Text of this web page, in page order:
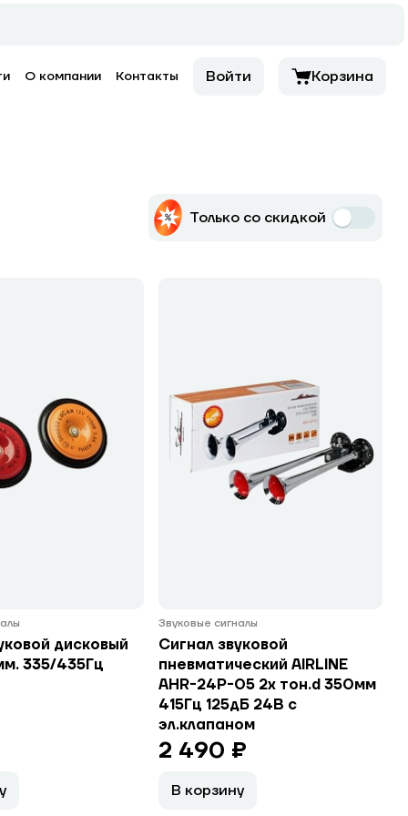
О компании Контакты Войти Корзина
Только со скидкой
дисковый
335/435Гц
Звуковые сигналы
Сигнал звуковой
пневматический AIRLINE
AHR-24P-05 2x тон.d 350мм
415Гц 125дБ 24В с
эл.клапаном
2 490 ₽
В корзину